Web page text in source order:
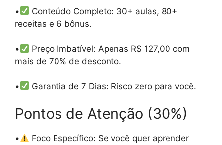
•
Conteúdo Completo: 30+ aulas, 80+
receitas e 6 bônus.
•
Preço Imbatível: Apenas R$ 127,00 com
mais de 70% de desconto.
• Garantia de 7 Dias: Risco zero para você.
Pontos de Atenção (30%)
•
Foco Específico: Se você quer aprender